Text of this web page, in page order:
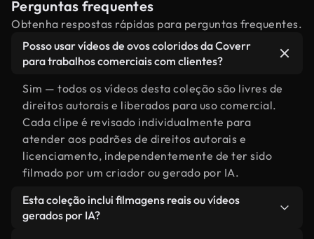
Perguntas frequentes
Obtenha respostas rápidas para perguntas frequentes.
Posso usar vídeos de ovos coloridos da Coverr
para trabalhos comerciais com clientes?
Sim — todos os vídeos desta coleção são livres de
direitos autorais e liberados para uso comercial.
Cada clipe é revisado individualmente para
atender aos padrões de direitos autorais e
licenciamento, independentemente de ter sido
filmado por um criador ou gerado por IA.
Esta coleção inclui filmagens reais ou vídeos
gerados por IA?